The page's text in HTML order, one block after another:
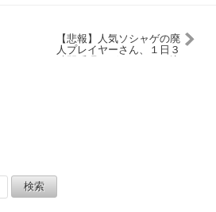
【悲報】人気ソシャゲの廃
人プレイヤーさん、１日３